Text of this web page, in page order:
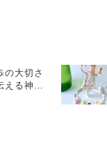
の大切さ
える神